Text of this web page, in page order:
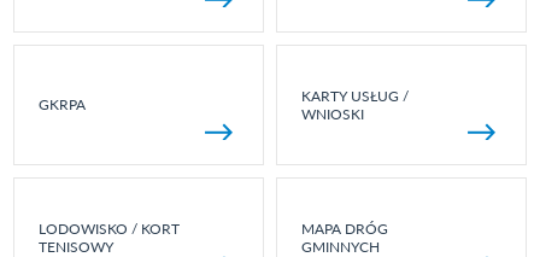
GKRPA
KARTY USŁUG /
WNIOSKI
LODOWISKO / KORT
TENISOWY
MAPA DRÓG
GMINNYCH